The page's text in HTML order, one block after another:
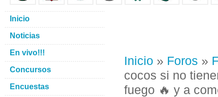
Inicio » Foros »
cocos si no
fuego 🔥 y a
Inicio
Noticias
En vivo!!!
Concursos
Encuestas